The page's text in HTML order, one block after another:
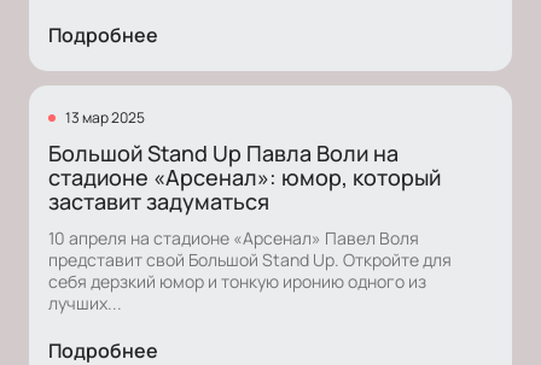
Подробнее
13 мар 2025
Большой Stand Up Павла Воли на
стадионе «Арсенал»: юмор, который
заставит задуматься
10 апреля на стадионе «Арсенал» Павел Воля
представит свой Большой Stand Up. Откройте для
себя дерзкий юмор и тонкую иронию одного из
лучших...
Подробнее